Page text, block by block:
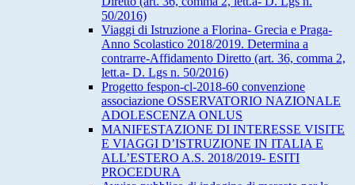
50/2016)
Viaggi di Istruzione a Florina- Grecia e Praga-
Anno Scolastico 2018/2019. Determina a
contrarre-Affidamento Diretto (art. 36, comma 2,
lett.a- D. Lgs n. 50/2016)
Progetto fespon-cl-2018-60 convenzione
associazione OSSERVATORIO NAZIONALE
ADOLESCENZA ONLUS
MANIFESTAZIONE DI INTERESSE VISITE
E VIAGGI D’ISTRUZIONE IN ITALIA E
ALL’ESTERO A.S. 2018/2019- ESITI
PROCEDURA